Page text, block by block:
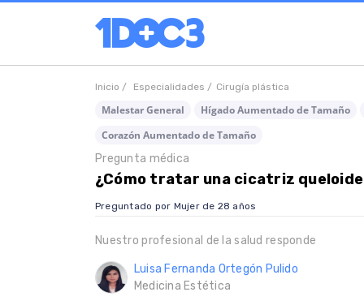
Inicio / Especialidades / Cirugía plástica
Malestar General Hígado Aumentado de Tamaño
Corazón Aumentado de Tamaño
Pregunta médica
¿Cómo tratar una cicatriz
Preguntado por Mujer de 28 años
Nuestro profesional de la salud responde
Luisa Fernanda Ortegón Pulido
Medicina Estética